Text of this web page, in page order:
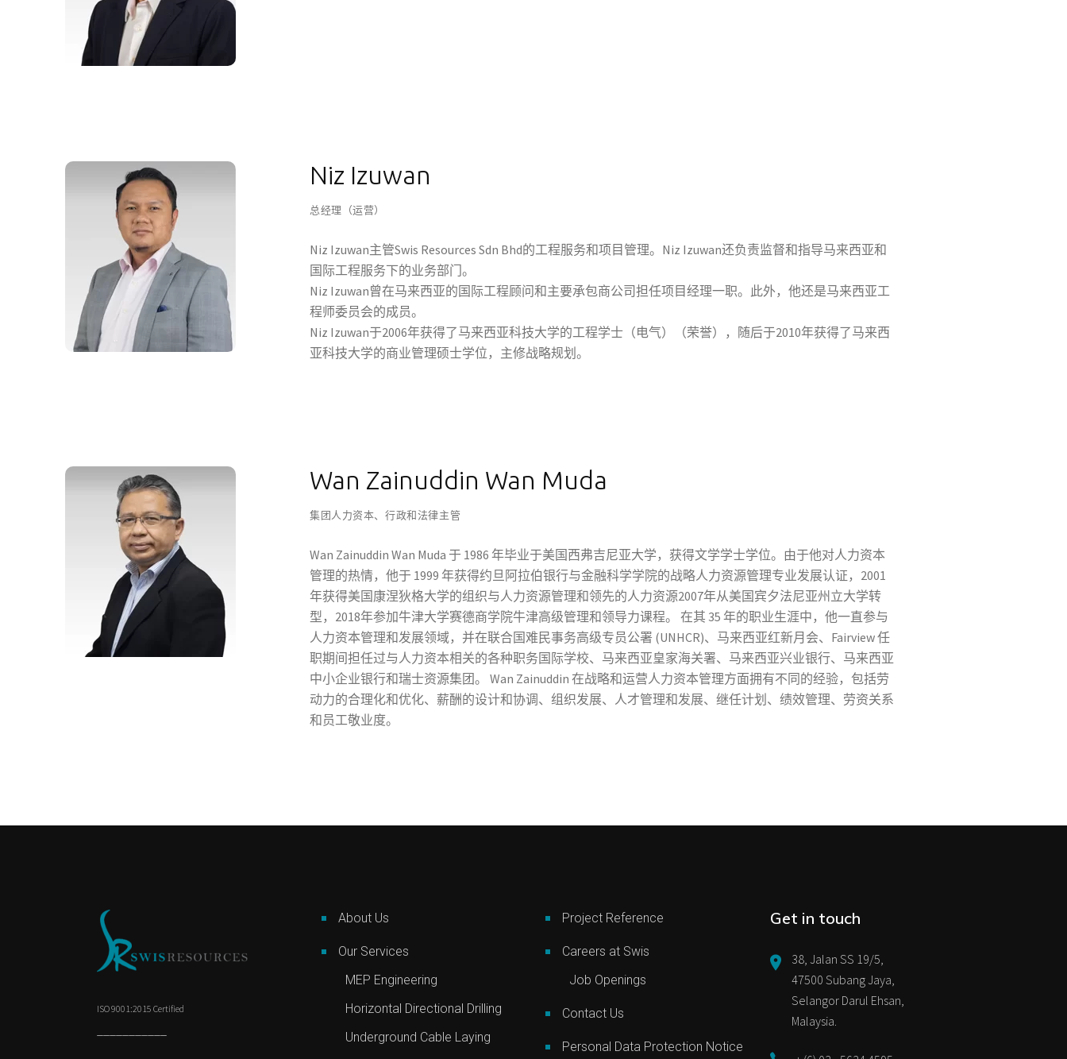
Niz Izuwan
总经理（运营）
Niz Izuwan主管Swis Resources Sdn Bhd的工程服务和项目管理。Niz Izuwan还负责监督和指导马来西亚和
国际工程服务下的业务部门。
Niz Izuwan曾在马来西亚的国际工程顾问和主要承包商公司担任项目经理一职。此外，他还是马来西亚工
程师委员会的成员。
Niz Izuwan于2006年获得了马来西亚科技大学的工程学士（电气）（荣誉），随后于2010年获得了马来西
亚科技大学的商业管理硕士学位，主修战略规划。
Wan Zainuddin Wan Muda​
集团人力资本、行政和法律主管
Wan Zainuddin Wan Muda 于 1986 年毕业于美国西弗吉尼亚大学，获得文学学士学位。由于他对人力资本
管理的热情，他于 1999 年获得约旦阿拉伯银行与金融科学学院的战略人力资源管理专业发展认证，2001
年获得美国康涅狄格大学的组织与人力资源管理和领先的人力资源2007年从美国宾夕法尼亚州立大学转
型，2018年参加牛津大学赛德商学院牛津高级管理和领导力课程。 在其 35 年的职业生涯中，他一直参与
人力资本管理和发展领域，并在联合国难民事务高级专员公署 (UNHCR)、马来西亚红新月会、Fairview 任
职期间担任过与人力资本相关的各种职务国际学校、马来西亚皇家海关署、马来西亚兴业银行、马来西亚
中小企业银行和瑞士资源集团。 Wan Zainuddin 在战略和运营人力资本管理方面拥有不同的经验，包括劳
动力的合理化和优化、薪酬的设计和协调、组织发展、人才管理和发展、继任计划、绩效管理、劳资关系
和员工敬业度。
ISO 9001:2015 Certified
About Us
Our Services
MEP Engineering
Horizontal Directional Drilling
Underground Cable Laying
Project Reference
Careers at Swis
Job Openings
Contact Us
Personal Data Protection Notice
Get in touch
38, Jalan SS 19/5,
47500 Subang Jaya,
Selangor Darul Ehsan,
Malaysia.